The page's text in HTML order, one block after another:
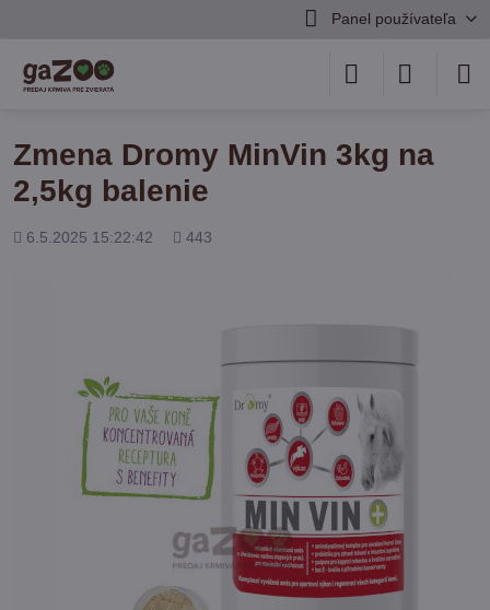
Panel používateľa
Zmena Dromy MinVin 3kg na
2,5kg balenie
Pridané
6.5.2025 15:22:42
Počet
443